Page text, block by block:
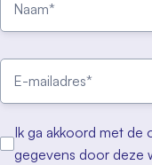
Ik ga akkoord met de
gegevens door deze